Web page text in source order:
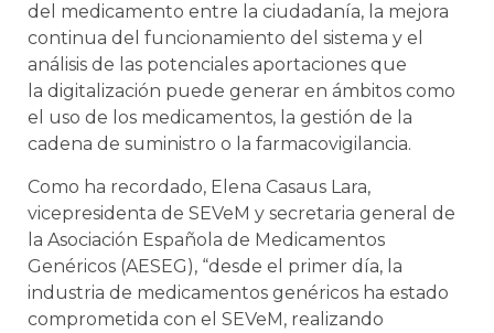
del medicamento entre la ciudadanía, la mejora
continua del funcionamiento del sistema y el
análisis de las potenciales aportaciones que
la digitalización puede generar en ámbitos como
el uso de los medicamentos, la gestión de la
cadena de suministro o la farmacovigilancia.
Como ha recordado, Elena Casaus Lara,
vicepresidenta de SEVeM y secretaria general de
la Asociación Española de Medicamentos
Genéricos (AESEG), “desde el primer día, la
industria de medicamentos genéricos ha estado
comprometida con el SEVeM, realizando